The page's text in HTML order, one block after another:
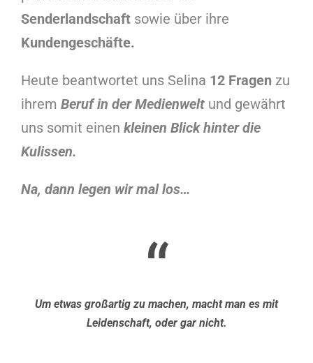
Senderlandschaft sowie über ihre
Kundengeschäfte.
Heute beantwortet uns Selina 12 Fragen zu
ihrem Beruf in der Medienwelt und gewährt
uns somit einen kleinen Blick hinter die
Kulissen.
Na, dann legen wir mal los…
“
Um etwas großartig zu machen, macht man es mit
Leidenschaft, oder gar nicht.